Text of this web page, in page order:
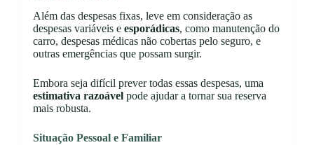
Além das despesas fixas, leve em consideração as
despesas variáveis e esporádicas, como manutenção do
carro, despesas médicas não cobertas pelo seguro, e
outras emergências que possam surgir.
Embora seja difícil prever todas essas despesas, uma
estimativa razoávelpode ajudar a tornar sua reserva
mais robusta.
Situação Pessoal e Familiar